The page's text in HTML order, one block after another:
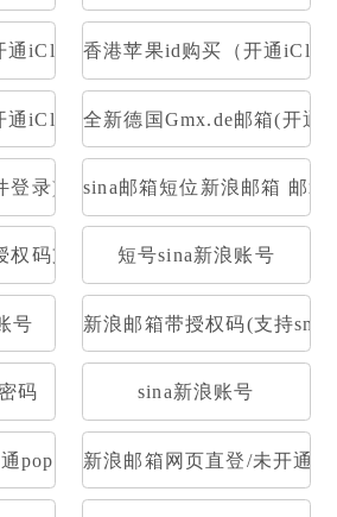
通iCloud）香港苹果id购买（开通
通iCloud）全新德国Gmx.de邮箱(开通
登录) sina邮箱短位新浪邮箱 邮箱
权码支持pop)短号sina新浪账号
号 新浪邮箱带授权码(支持
码 sina新浪账号
pop/imap&下机老号新开通授权码
新浪邮箱网页直登/未开通